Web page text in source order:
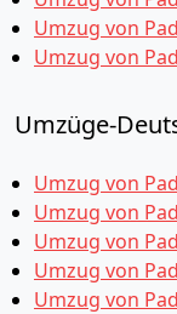
Umzug von
Umzug von
Umzüge-
Umzug von
Umzug von
Umzug von
Umzug von
Umzug von